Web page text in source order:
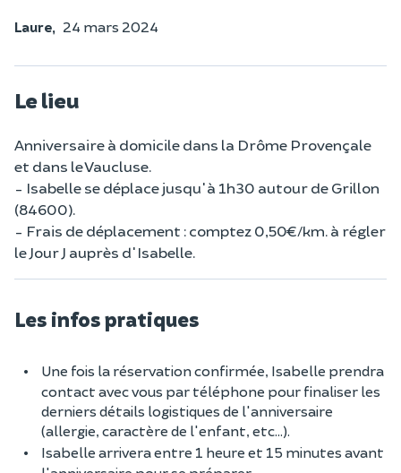
Laure, 24 mars 2024
Le lieu
Anniversaire à domicile dans la Drôme Provençale
et dans le Vaucluse.
- Isabelle se déplace jusqu'à 1h30 autour de Grillon
(84600).
- Frais de déplacement : comptez 0,50€/km. à régler
le Jour J auprès d'Isabelle.
Les infos pratiques
Une fois la réservation confirmée, Isabelle prendra
contact avec vous par téléphone pour finaliser les
derniers détails logistiques de l'anniversaire
(allergie, caractère de l'enfant, etc...).
Isabelle arrivera entre 1 heure et 15 minutes avant